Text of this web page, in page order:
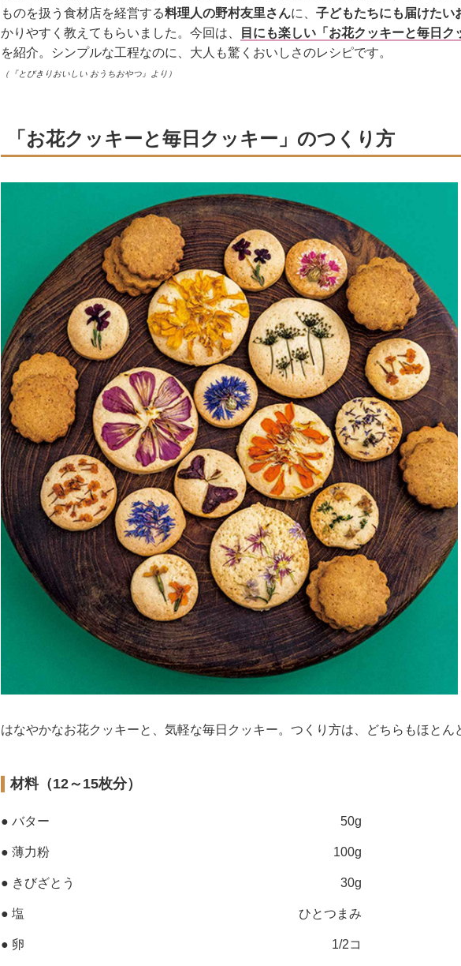
ものを扱う食材店を経営する料理人の野村友里さんに、 子どもたちにも届けたい
かりやすく教えてもらいました。今回は、
目にも楽しい「お花クッキーと毎日ク
を紹介。シンプルな工程なのに、大人も驚くおいしさのレシピです。
（『とびきりおいしい おうちおやつ』より）
「お花クッキーと毎日クッキー」のつくり方
はなやかなお花クッキーと、気軽な毎日クッキー。つくり方は、どちらもほとん
材料（12～15枚分）
● バター 50g
● 薄力粉 100g
● きびざとう 30g
● 塩 ひとつまみ
● 卵 1/2コ